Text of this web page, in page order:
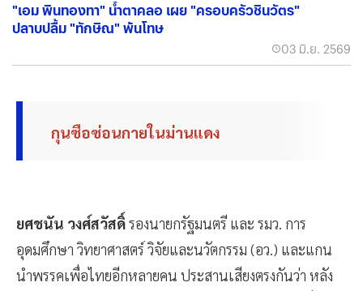
"เอม พินทองทา" น้ำตาคลอ เผย "ครอบครัวชินวัตร"
ปลาบปลื้ม "ทักษิณ" พ้นโทษ
03 มิ.ย. 2569
กุนซือซ่อนกายในม่านแดง
ยศชนัน วงศ์สวัสดิ์รองนายกรัฐมนตรี และ รมว. การ
อุดมศึกษา วิทยาศาสตร์ วิจัยและนวัตกรรม (อว.) และแกน
นำพรรคเพื่อไทยอีกหลายคน ประสานเสียงตรงกันว่า หลัง